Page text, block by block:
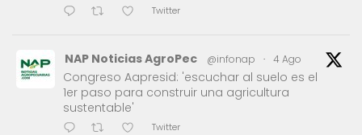
Twitter
NAP Noticias AgroPec @infonap · 4 Ago
Congreso Aapresid: 'escuchar al suelo es el
1er paso para construir una agricultura
sustentable'
Twitter